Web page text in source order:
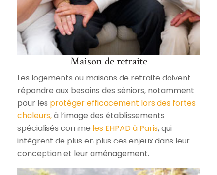
Maison de retraite
Les logements ou maisons de retraite doivent
répondre aux besoins des séniors, notamment
pour les protéger efficacement lors des fortes
chaleurs,à l’image des établissements
spécialisés comme les EHPAD à Paris, qui
intègrent de plus en plus ces enjeux dans leur
conception et leur aménagement.